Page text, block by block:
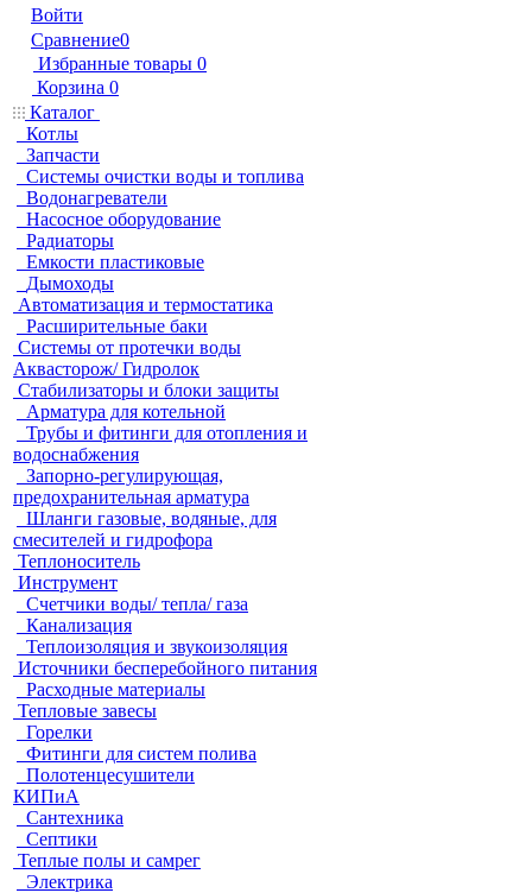
Войти
Сравнение0
Избранные товары 0
Корзина 0
Каталог
Котлы
Запчасти
Системы очистки воды и топлива
Водонагреватели
Насосное оборудование
Радиаторы
Емкости пластиковые
Дымоходы
Автоматизация и термостатика
Расширительные баки
Системы от протечки воды
Аквасторож/ Гидролок
Стабилизаторы и блоки защиты
Арматура для котельной
Трубы и фитинги для отопления и
водоснабжения
Запорно-регулирующая,
предохранительная арматура
Шланги газовые, водяные, для
смесителей и гидрофора
Теплоноситель
Инструмент
Счетчики воды/ тепла/ газа
Канализация
Теплоизоляция и звукоизоляция
Источники бесперебойного питания
Расходные материалы
Тепловые завесы
Горелки
Фитинги для систем полива
Полотенцесушители
КИПиА
Сантехника
Септики
Теплые полы и самрег
Электрика